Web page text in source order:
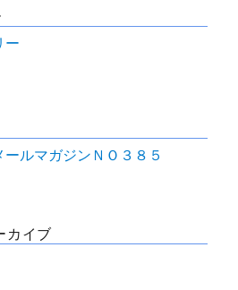
ー
ルマガジンＮＯ３８５
カイブ